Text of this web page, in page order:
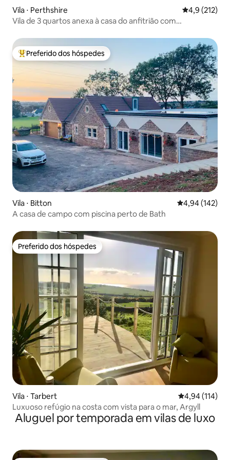
Vila ⋅ Perthshire 4,9 de uma
4,9 (212)
Vila de 3 quartos anexa à casa do anfitrião com
Entre os melhores preferidos dos hóspedes
Preferido dos hóspedes
Vila ⋅ Bitton 4,94 de uma
4,94 (142)
A casa de campo com piscina perto de Bath
Preferido dos hóspedes
Preferido dos hóspedes
Vila ⋅ Tarbert 4,94 de uma
4,94 (114)
Luxuoso refúgio na costa com vista para o mar, Argyll
Aluguel por temporada em vilas de luxo